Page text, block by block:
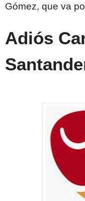
Gómez, que va
Adiós